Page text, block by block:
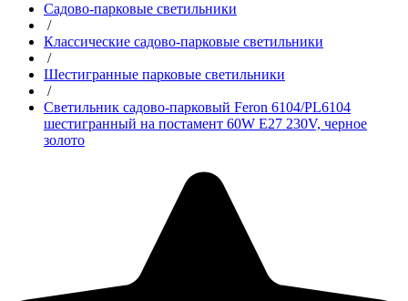
Садово-парковые светильники
/
Классические садово-парковые светильники
/
Шестигранные парковые светильники
/
Светильник садово-парковый Feron 6104/PL6104
шестигранный на постамент 60W E27 230V, черное
золото